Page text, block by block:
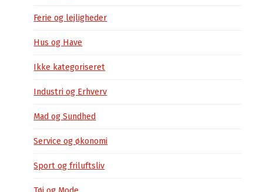
Ferie og lejligheder
Hus og Have
Ikke kategoriseret
Industri og Erhverv
Mad og Sundhed
Service og økonomi
Sport og friluftsliv